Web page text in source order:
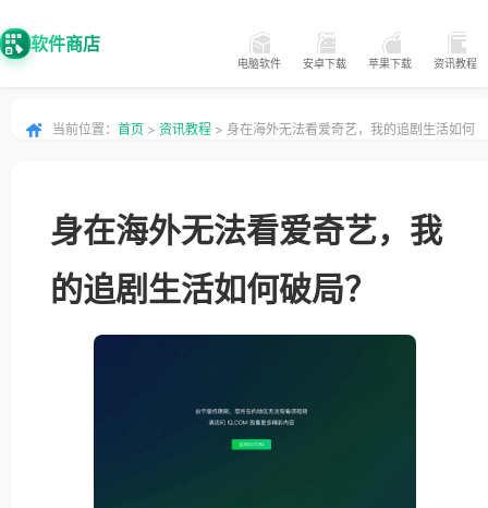
软件商店
电脑软件 安卓下载 苹果下载 资讯教程
当前位置： 首页 > 资讯教程 > 身在海外无法看爱奇艺，我的追剧生活如何
身在海外无法看爱奇艺，我
的追剧生活如何破局？